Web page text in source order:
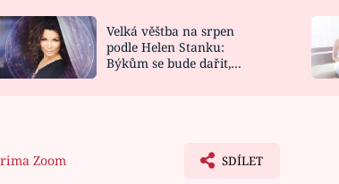
NOVINKY
VIDEORECEPTY
DESIGN
Velká věštba na srpen
podle Helen Stanku:
Býkům se bude dařit,
Zoom SDÍLET